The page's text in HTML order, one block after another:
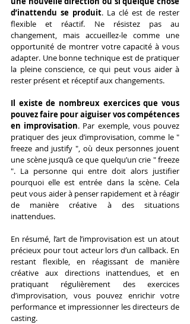
d’inattendu se produit. La clé est de rester
flexible et réactif. Ne résistez pas au
changement, mais accueillez-le comme une
opportunité de montrer votre capacité à vous
adapter. Une bonne technique est de pratiquer
la pleine conscience, ce qui peut vous aider à
rester présent et réceptif aux changements.
Il existe de nombreux exercices que vous
pouvez faire pour aiguiser vos compétences
en improvisation. Par exemple, vous pouvez
pratiquer des jeux d’improvisation, comme le "
freeze and justify ", où deux personnes jouent
une scène jusqu’à ce que quelqu’un crie " freeze
". La personne qui entre doit alors justifier
pourquoi elle est entrée dans la scène. Cela
peut vous aider à penser rapidement et à réagir
de manière créative à des situations
inattendues.
En résumé, l’art de l’improvisation est un atout
précieux pour tout acteur lors d’un callback. En
restant flexible, en réagissant de manière
créative aux directions inattendues, et en
pratiquant régulièrement des exercices
d’improvisation, vous pouvez enrichir votre
performance et impressionner les directeurs de
casting.